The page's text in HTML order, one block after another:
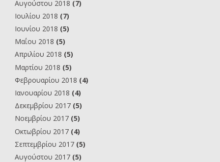
Αυγούστου 2018 (7)
Ιουλίου 2018 (7)
Ιουνίου 2018 (5)
Μαΐου 2018 (5)
Απριλίου 2018 (5)
Μαρτίου 2018 (5)
Φεβρουαρίου 2018 (4)
Ιανουαρίου 2018 (4)
Δεκεμβρίου 2017 (5)
Νοεμβρίου 2017 (5)
Οκτωβρίου 2017 (4)
Σεπτεμβρίου 2017 (5)
Αυγούστου 2017 (5)